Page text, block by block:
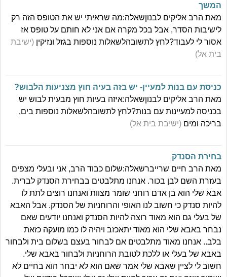
המשך
מאת הרב אליקים לבנוןשאלה:מה שראיתי יש את הטופס הזה רק
לישיבות הסדר, אבל בכל מקרה אם אני לא חותם על טופס אז
אסור לי לעבוד?לחץ לתשובהלשאלות נוספות בגזל ונזיקין (ישיבת
בית אל)
כניסת עם בנות למעיין- יש בזה בעיה חוץ מצניעות הלבוש?
מאת הרב אליקים לבנוןשאלה:איזה בעיות חוץ מבעית לבוש יש
בכניסה למעיינות עם בנות?לחץ לתשובהלשאלות נוספות בים,
בריכה ומים (ישיבת בית אל)
בחירת הסנדק
מאת הרב חיים שרייברשאלה:שלום כבוד הרב, אני ובעלי מצפים
בעזרת השם לבן בכור. אנחנו מתלבטים בבחירת הסנדק לברית.
אבא שלי הוא בן אדם רוחני שומר מצוות ואנחנו רוצים לתת לו
להיות סנדק כי חשוב לנו האופי והרוחניות של הסנדק. אבל האבא
של בעלי גם הוא מאוד רוצה להיות הסנדק ואנחנו יודעים שאם
נבחר באבא שלי הוא מאוד יתאכזב ויהיה לו כמו מועקה כזאת
בלב.. אנחנו מאוד מתלבטים אם לבחור בעצם בשלום בית ולבחור
באבא של בעלי או ללכת לטובת הרוחניות ולבחור באבא שלי.
חשוב לי לציין שאבא שלי אמר שאם הוא לא יבחר הוא בחיים לא